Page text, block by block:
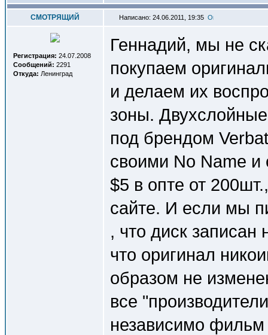
СМОТРЯЩИЙ Написано: 24.06.2011, 19:35
Регистрация: 24.07.2008
Сообщений: 2291
Откуда: Ленинград
Геннадий, мы не
покупаем
и делаем их
зоны.
под брендом
своими No Name и
$5 в опте от
сайте. И если мы
, что диск
что оригинал
образом не
все
независимо фильм